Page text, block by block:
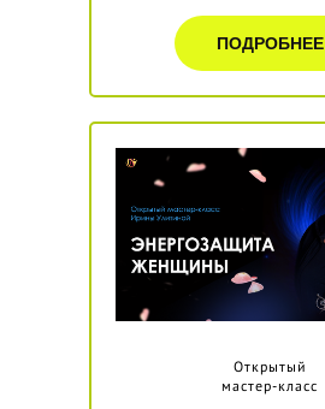
ПОДРОБНЕЕ
Открытый
мастер-класс